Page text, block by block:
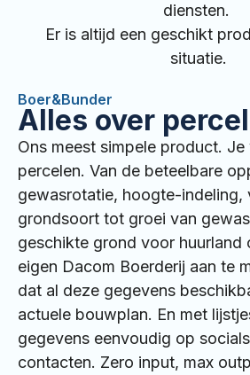
diensten.
Er is altijd een geschikt
situatie.
Boer&Bunder
Alles over
Ons meest simpele product.
percelen. Van de beteelbare
gewasrotatie, hoogte-indeling,
grondsoort tot groei van
geschikte grond voor
eigen Dacom Boerderij aan te
dat al deze gegevens
actuele bouwplan. En met
gegevens eenvoudig op
contacten. Zero input, max